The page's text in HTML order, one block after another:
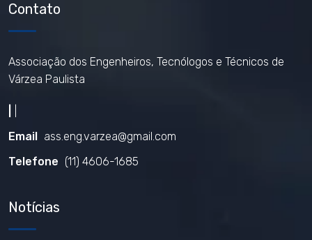
Contato
Associação dos Engenheiros, Tecnólogos e Técnicos de
Várzea Paulista
Email
ass.eng.varzea@gmail.com
Telefone (11) 4606-1685
Notícias